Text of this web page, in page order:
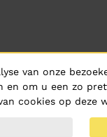
van onze
en om u een zo
cookies op deze